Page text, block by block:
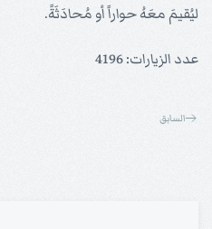
ليُقيمَ معَهُ حواراً أو مُحادَثَةً.
عدد الزيارات: 4196
السابق